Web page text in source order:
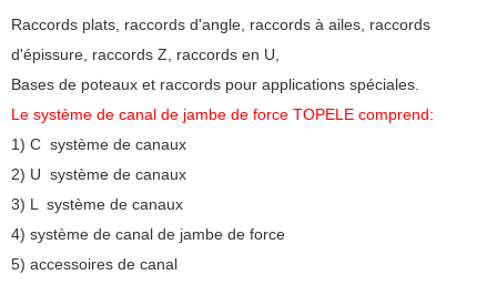
Raccords plats, raccords d'angle, raccords à ailes, raccords
d'épissure, raccords Z, raccords en U,
Bases de poteaux et raccords pour applications spéciales.
Le système de canal de jambe de force TOPELE comprend:
1) C système de canaux
2) U système de canaux
3) L système de canaux
4) système de canal de jambe de force
5) accessoires de canal